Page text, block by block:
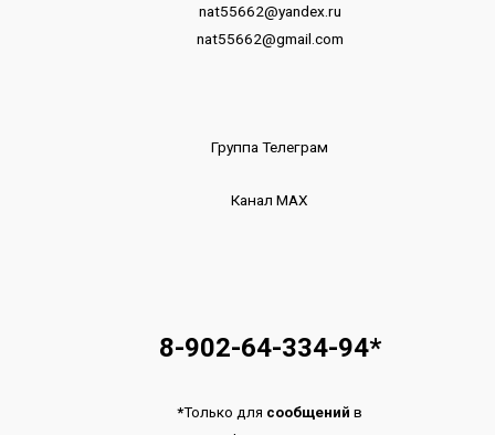
nat55662@yandex.ru
nat55662@gmail.com
Группа Телеграм
Канал МАХ
8-902-64-334-94*
*Только для сообщений в